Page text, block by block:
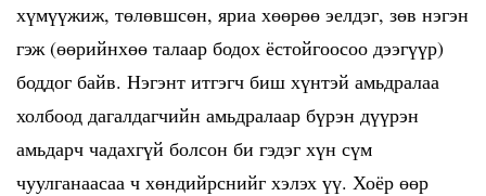
хүмүүжиж, төлөвшсөн, яриа хөөрөө эелдэг, зөв нэгэн
гэж (өөрийнхөө талаар бодох ёстойгоосоо дээгүүр)
боддог байв. Нэгэнт итгэгч биш хүнтэй амьдралаа
холбоод дагалдагчийн амьдралаар бүрэн дүүрэн
амьдарч чадахгүй болсон би гэдэг хүн сүм
чуулганаасаа ч хөндийрснийг хэлэх үү. Хоёр өөр